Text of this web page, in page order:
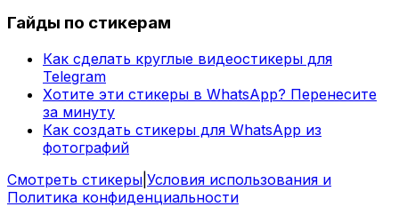
Гайды по стикерам
Как сделать круглые видеостикеры для
Telegram
Хотите эти стикеры в WhatsApp? Перенесите
за минуту
Как создать стикеры для WhatsApp из
фотографий
Смотреть стикеры Условия использования и
Политика конфиденциальности